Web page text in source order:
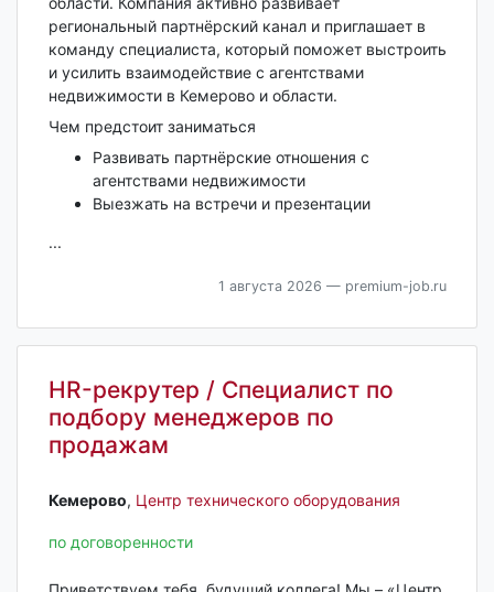
региональный партнёрский канал и приглашает в
команду специалиста, который поможет выстроить
и усилить взаимодействие с агентствами
недвижимости в Кемерово и области.
Чем предстоит заниматься
Развивать партнёрские отношения с
агентствами недвижимости
Выезжать на встречи и презентации
...
1 августа 2026 — premium-job.ru
HR-рекрутер / Специалист по
подбору менеджеров по
продажам
Кемерово‎, Центр технического оборудования
по договоренности